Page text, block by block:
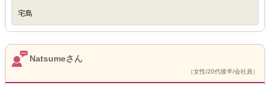
宅島
Natsumeさん
（女性/20代後半/会社員）